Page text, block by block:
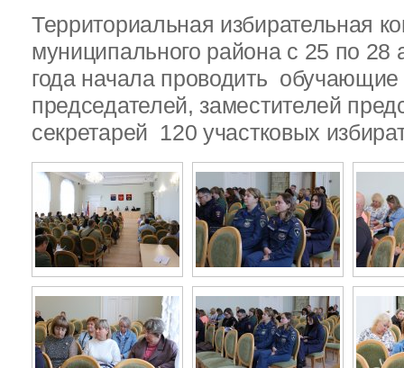
Территориальная избирательная
муниципального района с 25 по 28
года начала проводить
председателей, заместителей
секретарей 120 участковых